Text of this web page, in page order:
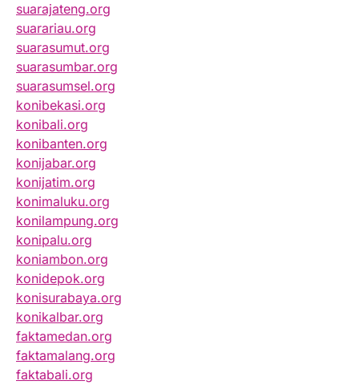
suarajateng.org
suarariau.org
suarasumut.org
suarasumbar.org
suarasumsel.org
konibekasi.org
konibali.org
konibanten.org
konijabar.org
konijatim.org
konimaluku.org
konilampung.org
konipalu.org
koniambon.org
konidepok.org
konisurabaya.org
konikalbar.org
faktamedan.org
faktamalang.org
faktabali.org